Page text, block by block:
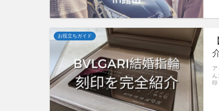
お役立ちガイド